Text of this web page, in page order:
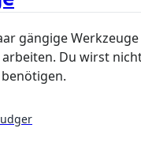
gängige
Du wirst